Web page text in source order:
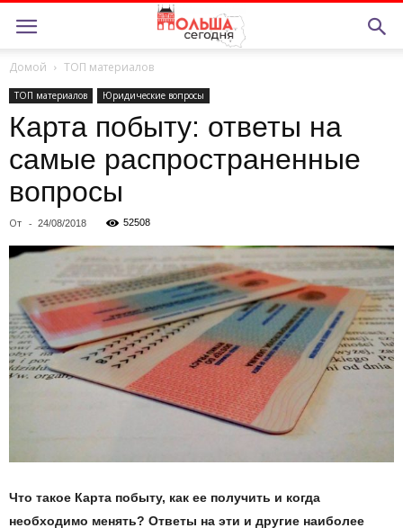
Домой ТОП материалов
ТОП материалов Юридические вопросы
Карта побыту: ответы на
самые распространенные
вопросы
От - 24/08/2018 52508
Что такое Карта побыту, как ее получить и когда
необходимо менять? Ответы на эти и другие наиболее